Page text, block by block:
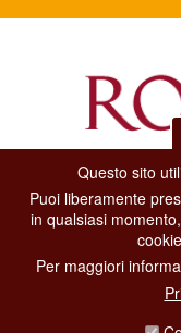
Dipartimento
Via di San Basilio,
00187 Roma
Questo sito
Puoi liberamente
in qualsiasi
Per maggiori